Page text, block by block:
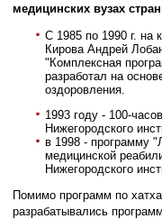
медицинских вузах
С 1985 по 1990 г.
Кирова Андрей
"Комплексная
разработал на
оздоровления.
1993 году - 100-
Нижегородского
в 1998 - программу
медицинской
Нижегородского
Помимо программ по
разрабатывались